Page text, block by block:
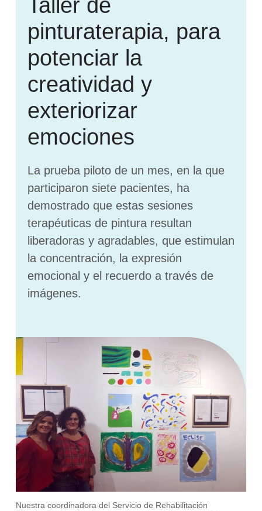
Taller de
pinturaterapia, para
potenciar la
creatividad y
exteriorizar
emociones
La prueba piloto de un mes, en la que
participaron siete pacientes, ha
demostrado que estas sesiones
terapéuticas de pintura resultan
liberadoras y agradables, que estimulan
la concentración, la expresión
emocional y el recuerdo a través de
imágenes.
Nuestra coordinadora del Servicio de Rehabilitación